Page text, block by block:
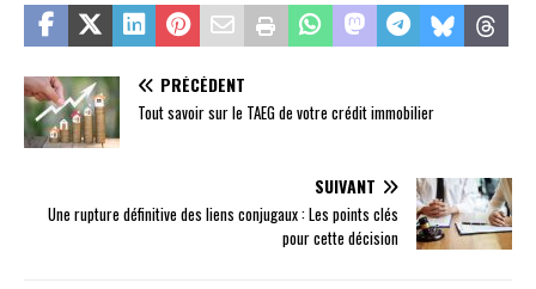
PRÉCÉDENT
Tout savoir sur le TAEG de votre crédit immobilier
SUIVANT
Une rupture définitive des liens conjugaux : Les points clés
pour cette décision